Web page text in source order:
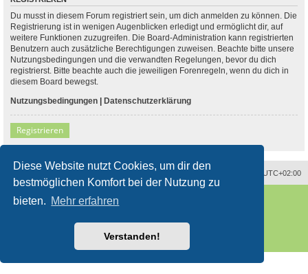
Diese Website nutzt Cookies, um dir den
bestmöglichen Komfort bei der Nutzung zu
bieten. Mehr erfahren
Verstanden!
Du musst in diesem Forum registriert sein, um dich anmelden zu können. Die
Registrierung ist in wenigen Augenblicken erledigt und ermöglicht dir, auf
weitere Funktionen zuzugreifen. Die Board-Administration kann registrierten
Benutzern auch zusätzliche Berechtigungen zuweisen. Beachte bitte unsere
Nutzungsbedingungen und die verwandten Regelungen, bevor du dich
registrierst. Bitte beachte auch die jeweiligen Forenregeln, wenn du dich in
diesem Board bewegst.
Nutzungsbedingungen | Datenschutzerklärung
Registrieren
UTC+02:00
Powered by phpBB ® Forum Software © phpBB Limited
Deutsche Übersetzung durchphpBB.de
Nutzungsbedingungen